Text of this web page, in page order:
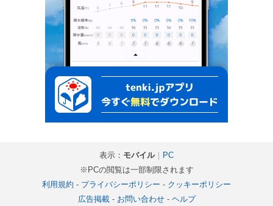
表示： モバイル｜ PC
※PCの閲覧は一部制限されます
利用規約 - プライバシーポリシー - クッキーポリシー
広告掲載- お問い合わせ- ヘルプ